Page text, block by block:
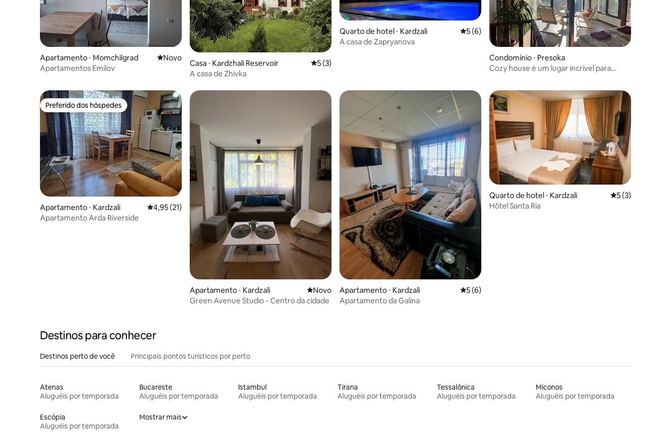
Apartamento ⋅ Momchilgrad Novo lugar para ficar
Novo
Apartamentos Emilov
Casa ⋅ Kardzhali Reservoir 5 de uma avaliação média de 5, 3 avaliações
5 (3)
A casa de Zhivka
Quarto de hotel ⋅ Kardzali 5 de uma avaliação média de 5, 6 avaliações
5 (6)
A casa de Zapryanova
Condomínio ⋅ Presoka
Cozy house é um lugar incrível para
Preferido dos hóspedes
Preferido dos hóspedes
Apartamento ⋅ Kardzali 4,95 de uma avaliação média de 5, 21 avaliações
4,95 (21)
Apartamento Arda Riverside
Apartamento ⋅ Kardzali Novo lugar para ficar
Novo
Green Avenue Studio - Centro da cidade
Apartamento ⋅ Kardzali 5 de uma avaliação média de 5, 6 avaliações
5 (6)
Apartamento da Galina
Quarto de hotel ⋅ Kardzali 5 de uma
5 (3)
Hôtel Santa Ria
Destinos para conhecer
Destinos perto de você Principais pontos turísticos por perto
Atenas
Aluguéis por temporada
Bucareste
Aluguéis por temporada
Istambul
Aluguéis por temporada
Tirana
Aluguéis por temporada
Tessalônica
Aluguéis por temporada
Míconos
Aluguéis por temporada
Escópia
Aluguéis por temporada
Mostrar mais